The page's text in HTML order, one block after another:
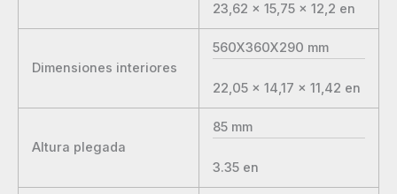
23,62 x 15,75 x 12,2 en
Dimensiones interiores
560X360X290 mm
22,05 x 14,17 x 11,42 en
Altura plegada
85 mm
3.35 en